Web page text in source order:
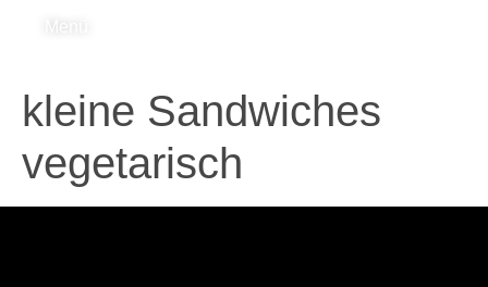
kleine Sandwiches
vegetarisch